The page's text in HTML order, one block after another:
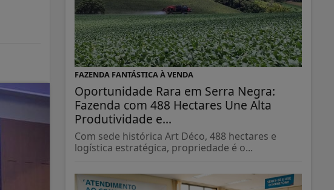
FAZENDA FANTÁSTICA À VENDA
Oportunidade Rara em Serra Negra:
Fazenda com 488 Hectares Une Alta
Produtividade e...
Com sede histórica Art Déco, 488 hectares e
logística estratégica, propriedade é o...